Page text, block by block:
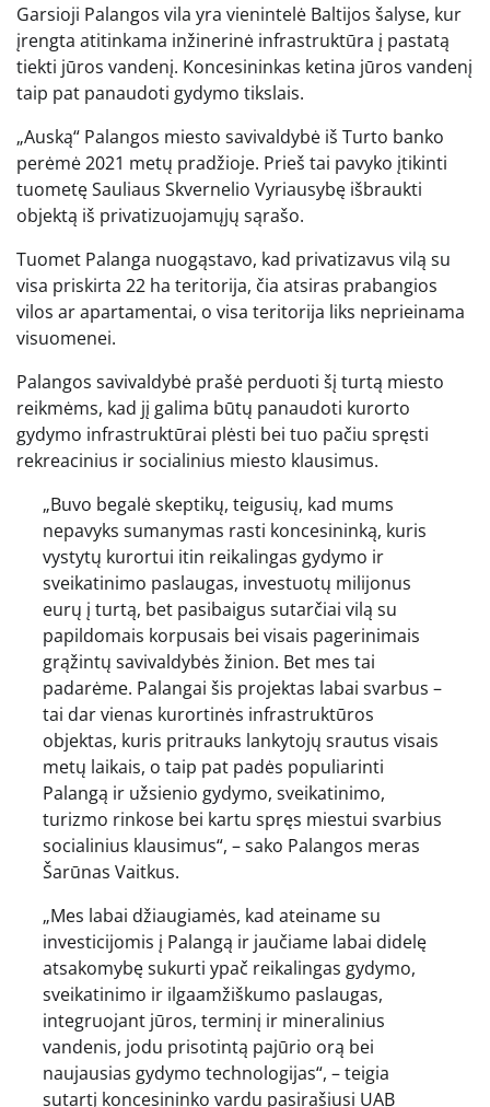
Garsioji Palangos vila yra vienintelė Baltijos šalyse, kur
įrengta atitinkama inžinerinė infrastruktūra į pastatą
tiekti jūros vandenį. Koncesininkas ketina jūros vandenį
taip pat panaudoti gydymo tikslais.
„Auską“ Palangos miesto savivaldybė iš Turto banko
perėmė 2021 metų pradžioje. Prieš tai pavyko įtikinti
tuometę Sauliaus Skvernelio Vyriausybę išbraukti
objektą iš privatizuojamųjų sąrašo.
Tuomet Palanga nuogąstavo, kad privatizavus vilą su
visa priskirta 22 ha teritorija, čia atsiras prabangios
vilos ar apartamentai, o visa teritorija liks neprieinama
visuomenei.
Palangos savivaldybė prašė perduoti šį turtą miesto
reikmėms, kad jį galima būtų panaudoti kurorto
gydymo infrastruktūrai plėsti bei tuo pačiu spręsti
rekreacinius ir socialinius miesto klausimus.
„Buvo begalė skeptikų, teigusių, kad mums
nepavyks sumanymas rasti koncesininką, kuris
vystytų kurortui itin reikalingas gydymo ir
sveikatinimo paslaugas, investuotų milijonus
eurų į turtą, bet pasibaigus sutarčiai vilą su
papildomais korpusais bei visais pagerinimais
grąžintų savivaldybės žinion. Bet mes tai
padarėme. Palangai šis projektas labai svarbus –
tai dar vienas kurortinės infrastruktūros
objektas, kuris pritrauks lankytojų srautus visais
metų laikais, o taip pat padės populiarinti
Palangą ir užsienio gydymo, sveikatinimo,
turizmo rinkose bei kartu spręs miestui svarbius
socialinius klausimus“, – sako Palangos meras
Šarūnas Vaitkus.
„Mes labai džiaugiamės, kad ateiname su
investicijomis į Palangą ir jaučiame labai didelę
atsakomybę sukurti ypač reikalingas gydymo,
sveikatinimo ir ilgaamžiškumo paslaugas,
integruojant jūros, terminį ir mineralinius
vandenis, jodu prisotintą pajūrio orą bei
naujausias gydymo technologijas“, – teigia
sutartį koncesininko vardu pasirašiusi UAB